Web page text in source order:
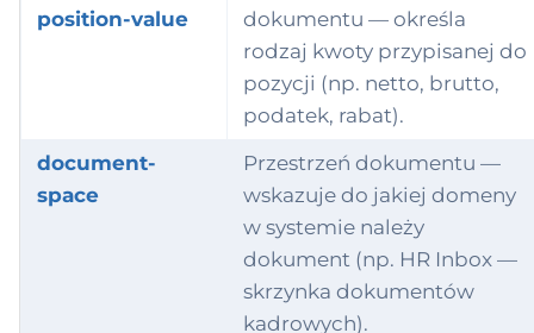
position-value
dokumentu — określa
rodzaj kwoty przypisanej do
pozycji (np. netto, brutto,
podatek, rabat).
document-
space
Przestrzeń dokumentu —
wskazuje do jakiej domeny
w systemie należy
dokument (np. HR Inbox —
skrzynka dokumentów
kadrowych).